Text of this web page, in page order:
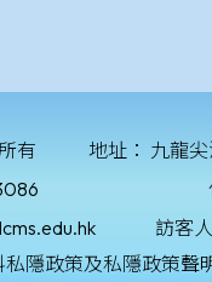
有 地址： 九龍
訪客
隱政策及私隱政策聲